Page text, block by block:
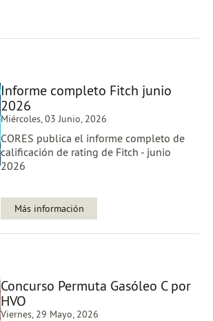
Informe completo Fitch junio
2026
Miércoles, 03 Junio, 2026
CORES publica el informe completo de
calificación de rating de Fitch - junio
2026
Más información
Concurso Permuta Gasóleo C por
HVO
Viernes, 29 Mayo, 2026